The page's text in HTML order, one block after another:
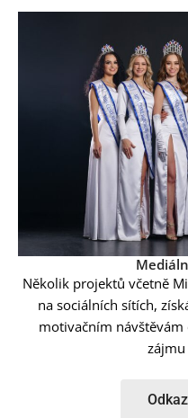
Několik projektů včetně
na sociálních sítích,
motivačním návštěvám